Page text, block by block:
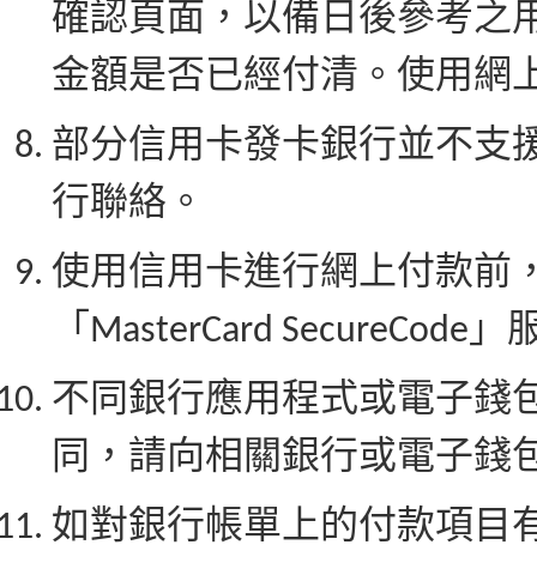
確認頁面，以備日後參考之
金額是否已經付清。使用網
部分信用卡發卡銀行並不支
行聯絡。
使用信用卡進行網上付款前
「MasterCard SecureCode
不同銀行應用程式或電子錢
同，請向相關銀行或電子錢
如對銀行帳單上的付款項目